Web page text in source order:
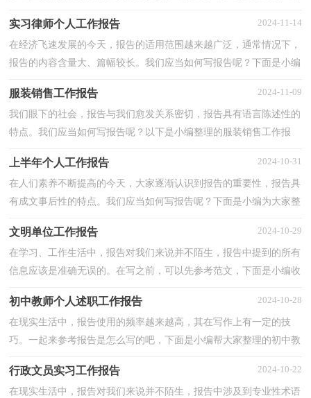
实习律师个人工作报告 2024-11-14
在经济飞速发展的今天，报告的适用范围越来越广泛，通常情况下，
报告的内容含量大、篇幅较长。我们应当如何写报告呢？下面是小编
服装销售工作报告 2024-11-09
我们眼下的社会，报告与我们愈发关系密切，报告具有语言陈述性的
特点。我们应当如何写报告呢？以下是小编整理的服装销售工作报
上半年个人工作报告 2024-10-31
在人们素养不断提高的今天，大家逐渐认识到报告的重要性，报告具
有成文事后性的特点。我们应当如何写报告呢？下面是小编为大家整
文明单位工作报告 2024-10-29
在学习、工作生活中，报告对我们来说并不陌生，报告中提到的所有
信息应该是准确无误的。在写之前，可以先参考范文，下面是小编收
初中教师个人述职工作报告 2024-10-28
在现实生活中，报告使用的频率越来越高，其在写作上有一定的技
巧。一起来参考报告是怎么写的吧，下面是小编帮大家整理的初中教
行政文员实习工作报告 2024-10-22
在现实生活中，报告对我们来说并不陌生，报告中涉及到专业性术语